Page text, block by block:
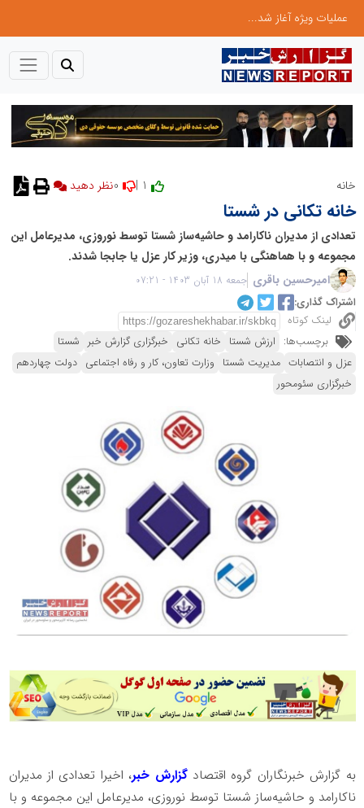
عملیات ویژه آغاز شد...
خانه نظر دهید
خانه تکانی در شستا
تعدادی از مدیران ناکارامد و حاشیه‌ساز شستا توسط نوروزی، مدیرعامل این
مجموعه و با هماهنگی با میدری، وزیر کار عزل یا جابجا شدند.
امیرحسین باقری جمعه 18 آبان 1403 - 07:21
اشتراک گذاری:
لینک کوتاه
برچسب‌ها: ارزش شستا خانه تکانی خبرگزاری گزارش خبر شستا
عزل و انتصابات مدیریت شستا وزارت تعاون، کار و رفاه اجتماعی دولت چهاردهم
خبرگزاری سئومحور
به گزارش خبرنگاران گروه اقتصادگزارش خبر، اخیرا تعدادی از مدیران
ناکارامد و حاشیه‌ساز شستا توسط نوروزی، مدیرعامل این مجموعه و با